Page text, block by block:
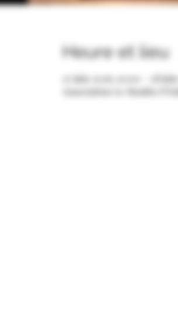
Heure et lieu
27 juin 2026, 10:00 – 28
Association Le Moulin